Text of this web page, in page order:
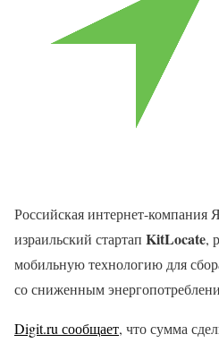
Российская интернет-компания
израильский стартап KitLocate,
мобильную технологию для
со сниженным
Digit.ru сообщает, что сумма